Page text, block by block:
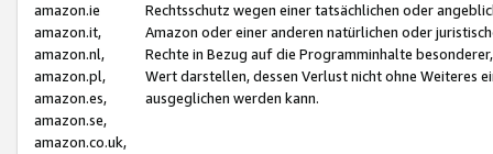
amazon.ie
amazon.it,
amazon.nl,
amazon.pl,
amazon.es,
amazon.se,
amazon.co.uk,
Rechtsschutz wegen einer tatsächlichen oder
Amazon oder einer anderen natürlichen oder
Rechte in Bezug auf die Programminhalte
Wert darstellen, dessen Verlust nicht ohne Weiteres
ausgeglichen werden kann.